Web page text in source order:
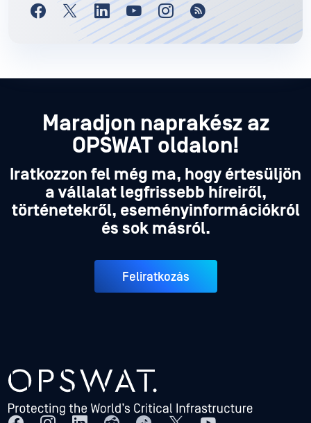
Maradjon naprakész az
OPSWAT oldalon!
Iratkozzon fel még ma, hogy értesüljön
a vállalat legfrissebb híreiről,
történetekről, eseményinformációkról
és sok másról.
Feliratkozás